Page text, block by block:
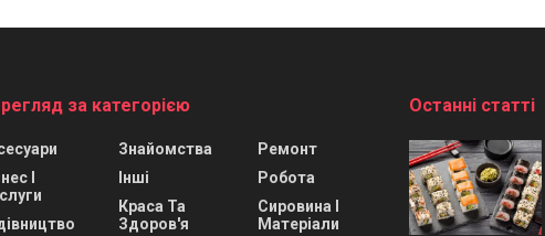
за категорією
І
Знайомства
Інші
Краса Та
Здоров'я
Ремонт
Робота
Сировина І
Матеріали
Останні статті